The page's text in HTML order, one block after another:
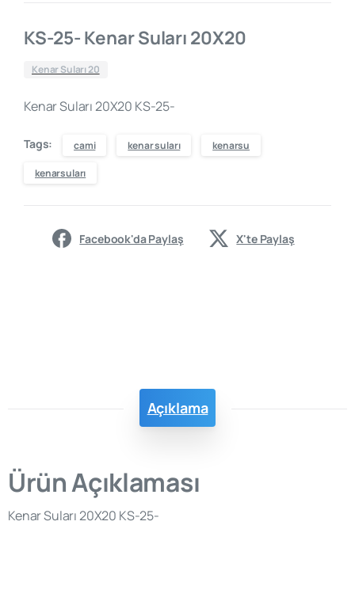
KS-25- Kenar Suları 20X20
Kenar Suları 20
Kenar Suları 20X20 KS-25-
Tags: cami kenar suları kenarsu
kenarsuları
Facebook'da Paylaş X'te Paylaş
Açıklama
Ürün Açıklaması
Kenar Suları 20X20 KS-25-